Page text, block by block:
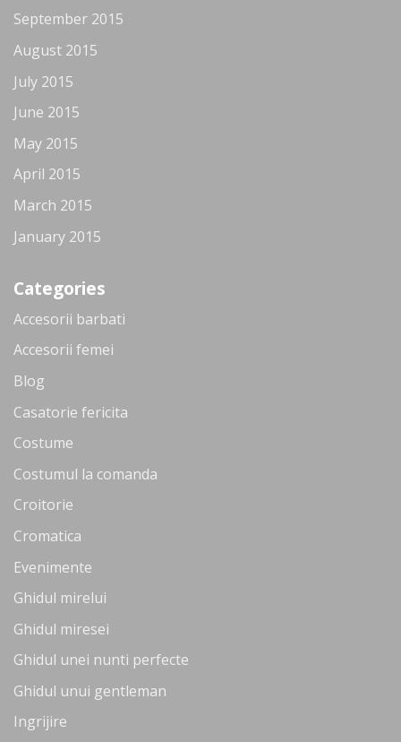
September 2015
August 2015
July 2015
June 2015
May 2015
April 2015
March 2015
January 2015
Categories
Accesorii barbati
Accesorii femei
Blog
Casatorie fericita
Costume
Costumul la comanda
Croitorie
Cromatica
Evenimente
Ghidul mirelui
Ghidul miresei
Ghidul unei nunti perfecte
Ghidul unui gentleman
Ingrijire